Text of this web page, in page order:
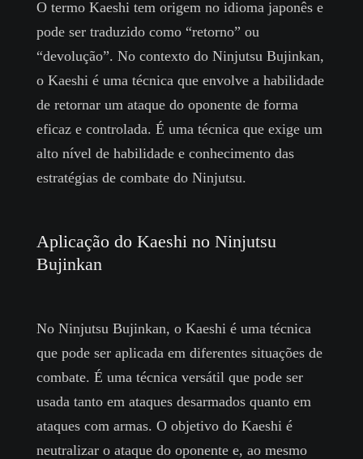
O termo Kaeshi tem origem no idioma japonês e
pode ser traduzido como “retorno” ou
“devolução”. No contexto do Ninjutsu Bujinkan,
o Kaeshi é uma técnica que envolve a habilidade
de retornar um ataque do oponente de forma
eficaz e controlada. É uma técnica que exige um
alto nível de habilidade e conhecimento das
estratégias de combate do Ninjutsu.
Aplicação do Kaeshi no Ninjutsu
Bujinkan
No Ninjutsu Bujinkan, o Kaeshi é uma técnica
que pode ser aplicada em diferentes situações de
combate. É uma técnica versátil que pode ser
usada tanto em ataques desarmados quanto em
ataques com armas. O objetivo do Kaeshi é
neutralizar o ataque do oponente e, ao mesmo